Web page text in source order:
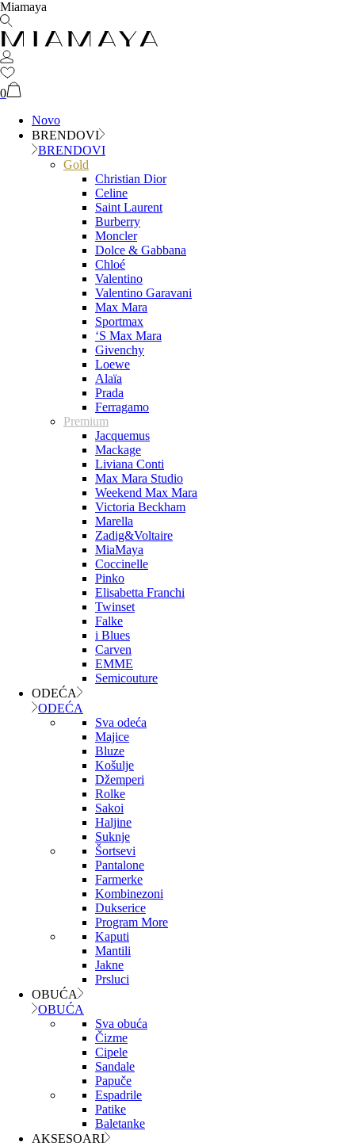
Miamaya
0
Novo
BRENDOVI
BRENDOVI
Gold
Christian Dior
Celine
Saint Laurent
Burberry
Moncler
Dolce & Gabbana
Chloé
Valentino
Valentino Garavani
Max Mara
Sportmax
‘S Max Mara
Givenchy
Loewe
Alaïa
Prada
Ferragamo
Premium
Jacquemus
Mackage
Liviana Conti
Max Mara Studio
Weekend Max Mara
Victoria Beckham
Marella
Zadig&Voltaire
MiaMaya
Coccinelle
Pinko
Elisabetta Franchi
Twinset
Falke
i Blues
Carven
EMME
Semicouture
ODEĆA
ODEĆA
Sva odeća
Majice
Bluze
Košulje
Džemperi
Rolke
Sakoi
Haljine
Suknje
Šortsevi
Pantalone
Farmerke
Kombinezoni
Dukserice
Program More
Kaputi
Mantili
Jakne
Prsluci
OBUĆA
OBUĆA
Sva obuća
Čizme
Cipele
Sandale
Papuče
Espadrile
Patike
Baletanke
AKSESOARI